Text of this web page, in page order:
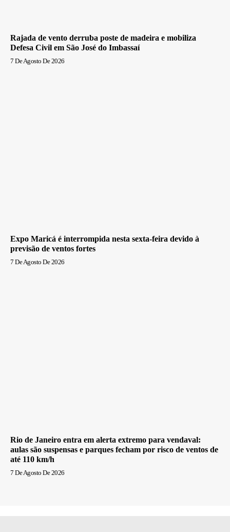
Rajada de vento derruba poste de madeira e mobiliza
Defesa Civil em São José do Imbassaí
7 De Agosto De 2026
Expo Maricá é interrompida nesta sexta-feira devido à
previsão de ventos fortes
7 De Agosto De 2026
Rio de Janeiro entra em alerta extremo para vendaval:
aulas são suspensas e parques fecham por risco de ventos de
até 110 km/h
7 De Agosto De 2026